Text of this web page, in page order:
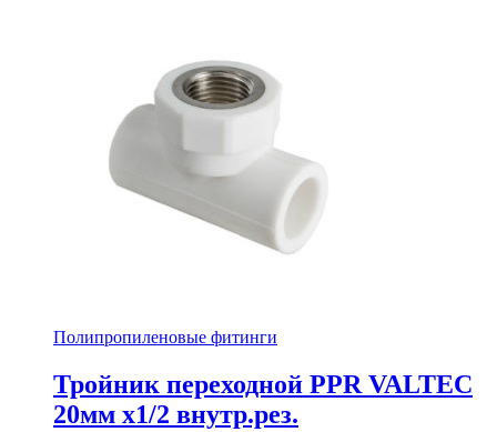
Полипропиленовые фитинги
Тройник переходной PPR VALTEC
20мм х1/2 внутр.рез.